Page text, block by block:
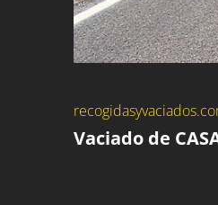
Vaciado de